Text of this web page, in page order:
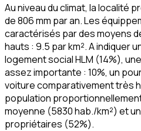
Au niveau du climat, la localité
de 806 mm par an. Les
caractérisés par des moyens
hauts : 9.5 par km². A indiquer
logement social HLM (14%),
assez importante : 10%, un
voiture comparativement très
population
moyenne (5830 hab./km²) et
propriétaires (52%).